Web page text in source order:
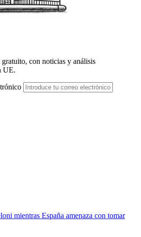
con noticias y análisis
UE.
mientras España amenaza con tomar